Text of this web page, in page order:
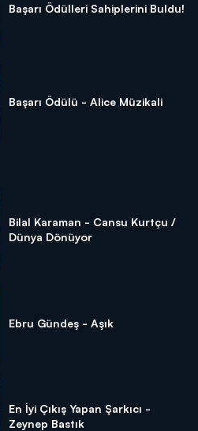
Başarı Ödülleri Sahiplerini Buldu!
Başarı Ödülü - Alice Müzikali
Bilal Karaman - Cansu Kurtçu /
Dünya Dönüyor
Ebru Gündeş - Aşık
En İyi Çıkış Yapan Şarkıcı -
Zeynep Bastık